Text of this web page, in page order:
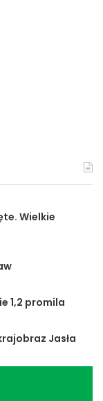
Wielkie
1,2 promila
Jasła